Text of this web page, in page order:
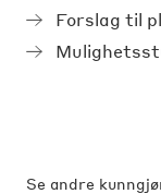
Forslag til
Se andre